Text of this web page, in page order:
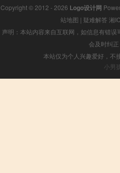
Copyright © 2012 - 2026 Logo设计网
站地图 | 疑难解答 湘
声明：本站内容来自互联网，如信息有错
会及时纠
本站仅为个人兴趣爱好，不
小男